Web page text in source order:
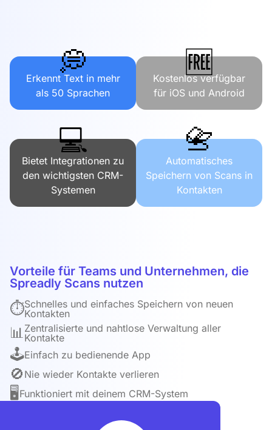
💭
Erkennt Text in mehr
als 50 Sprachen
💻
Bietet Integrationen zu
den wichtigsten CRM-
Systemen
🆓
Kostenlos verfügbar
für iOS und Android
📇
Automatisches
Speichern von Scans in
Kontakten
Vorteile für Teams und Unternehmen, die
Spreadly Scans nutzen
⏱️Schnelles und einfaches Speichern von neuen
Kontakten
📊Zentralisierte und nahtlose Verwaltung aller
Kontakte
🕹️Einfach zu bedienende App
🚫️ Nie wieder Kontakte verlieren
🖥️️ Funktioniert mit deinem CRM-System